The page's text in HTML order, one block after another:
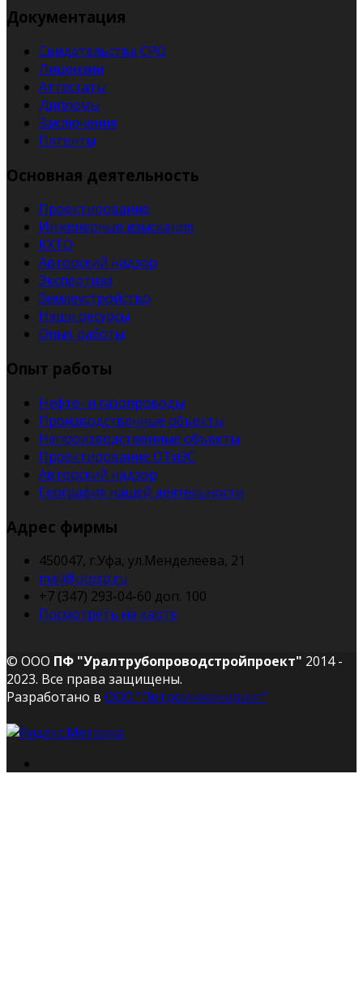
Документация
Свидетельства СРО
Лицензии
Аттестаты
Дипломы
Заключения
Патенты
Основная деятельность
Проектирование
Инженерные изыскания
КХТО
Авторский надзор
Экспертиза
Землеустройство
Наши ресурсы
Опыт работы
Опыт работы
Нефте- и газопроводы
Производственные объекты
Непроизводственные объекты
Проектирование ОТиЗС
Авторский надзор
География нашей деятельности
Адрес фирмы
450047, г.Уфа, ул.Менделеева, 21
mail@utpsp.ru
+7 (347) 293-04-60 доп. 100
Посмотреть на карте
© ООО ПФ "Уралтрубопроводстройпроект" 2014 -
2023. Все права защищены.
Разработано в ООО "Петроинжиниринг"